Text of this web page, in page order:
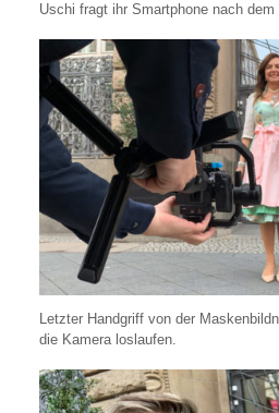
Uschi fragt ihr Smartphone nach dem
Letzter Handgriff von der
die Kamera loslaufen.